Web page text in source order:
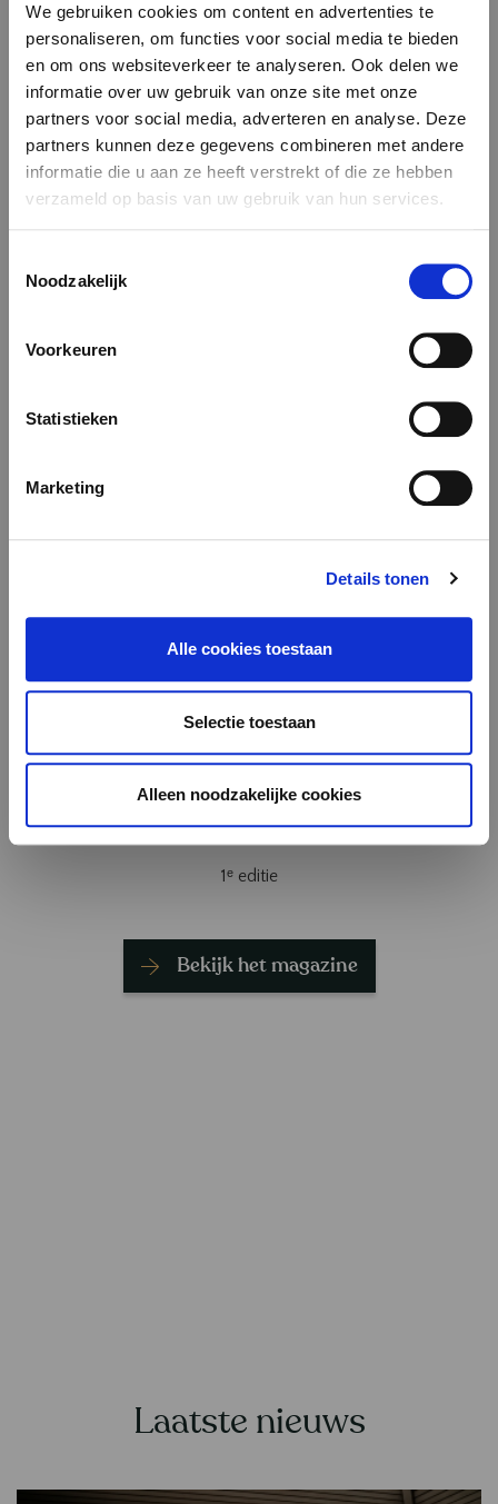
We gebruiken cookies om content en advertenties te
personaliseren, om functies voor social media te bieden
en om ons websiteverkeer te analyseren. Ook delen we
informatie over uw gebruik van onze site met onze
partners voor social media, adverteren en analyse. Deze
partners kunnen deze gegevens combineren met andere
informatie die u aan ze heeft verstrekt of die ze hebben
verzameld op basis van uw gebruik van hun services.
Meer informatie hier:
Noodzakelijk
Voorkeuren
Statistieken
Marketing
Details tonen
Alle cookies toestaan
Selectie toestaan
Alleen noodzakelijke cookies
Spring/Summer 2024
Autumn/Winter 2023
1ᵉ editie
Bekijk het magazine
Laatste nieuws